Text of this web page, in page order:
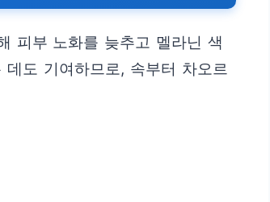
피부 노화를 늦추고 멜라닌 색
도 기여하므로, 속부터 차오르